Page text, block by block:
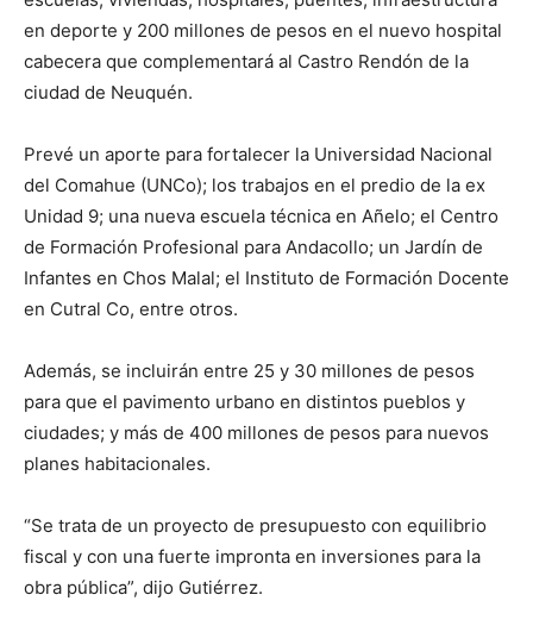
en deporte y 200 millones de pesos en el nuevo hospital
cabecera que complementará al Castro Rendón de la
ciudad de Neuquén.
Prevé un aporte para fortalecer la Universidad Nacional
del Comahue (UNCo); los trabajos en el predio de la ex
Unidad 9; una nueva escuela técnica en Añelo; el Centro
de Formación Profesional para Andacollo; un Jardín de
Infantes en Chos Malal; el Instituto de Formación Docente
en Cutral Co, entre otros.
Además, se incluirán entre 25 y 30 millones de pesos
para que el pavimento urbano en distintos pueblos y
ciudades; y más de 400 millones de pesos para nuevos
planes habitacionales.
“Se trata de un proyecto de presupuesto con equilibrio
fiscal y con una fuerte impronta en inversiones para la
obra pública”, dijo Gutiérrez.